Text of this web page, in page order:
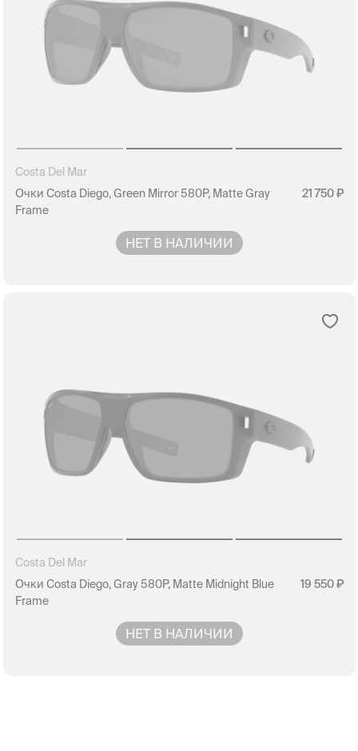
Costa Del Mar
Очки Costa Diego, Green Mirror 580P, Matte Gray
Frame
21 750
НЕТ В НАЛИЧИИ
Costa Del Mar
Очки Costa Diego, Gray 580P, Matte Midnight Blue
Frame
19 550
НЕТ В НАЛИЧИИ